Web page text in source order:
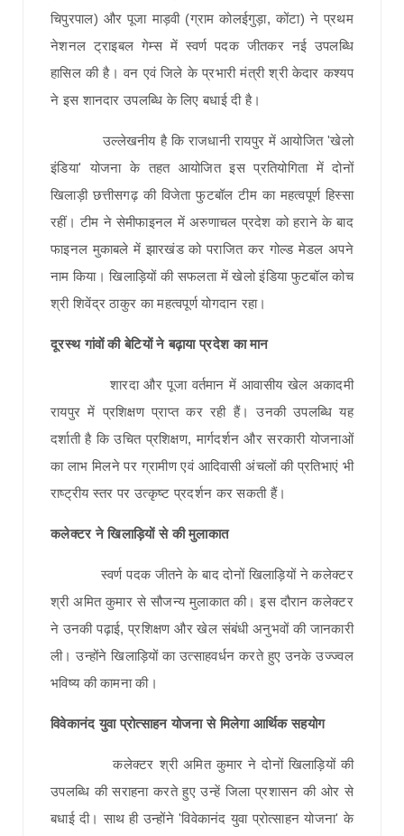
चिपुरपाल) और पूजा माड़वी (ग्राम कोलईगुड़ा, कोंटा) ने प्रथम
नेशनल ट्राइबल गेम्स में स्वर्ण पदक जीतकर नई उपलब्धि
हासिल की है। वन एवं जिले के प्रभारी मंत्री श्री केदार कश्यप
ने इस शानदार उपलब्धि के लिए बधाई दी है।
उल्लेखनीय है कि राजधानी रायपुर में आयोजित 'खेलो
इंडिया' योजना के तहत आयोजित इस प्रतियोगिता में दोनों
खिलाड़ी छत्तीसगढ़ की विजेता फुटबॉल टीम का महत्वपूर्ण हिस्सा
रहीं। टीम ने सेमीफाइनल में अरुणाचल प्रदेश को हराने के बाद
फाइनल मुकाबले में झारखंड को पराजित कर गोल्ड मेडल अपने
नाम किया। खिलाड़ियों की सफलता में खेलो इंडिया फुटबॉल कोच
श्री शिवेंद्र ठाकुर का महत्वपूर्ण योगदान रहा।
दूरस्थ गांवों की बेटियों ने बढ़ाया प्रदेश का मान
शारदा और पूजा वर्तमान में आवासीय खेल अकादमी
रायपुर में प्रशिक्षण प्राप्त कर रही हैं। उनकी उपलब्धि यह
दर्शाती है कि उचित प्रशिक्षण, मार्गदर्शन और सरकारी योजनाओं
का लाभ मिलने पर ग्रामीण एवं आदिवासी अंचलों की प्रतिभाएं भी
राष्ट्रीय स्तर पर उत्कृष्ट प्रदर्शन कर सकती हैं।
कलेक्टर ने खिलाड़ियों से की मुलाकात
स्वर्ण पदक जीतने के बाद दोनों खिलाड़ियों ने कलेक्टर
श्री अमित कुमार से सौजन्य मुलाकात की। इस दौरान कलेक्टर
ने उनकी पढ़ाई, प्रशिक्षण और खेल संबंधी अनुभवों की जानकारी
ली। उन्होंने खिलाड़ियों का उत्साहवर्धन करते हुए उनके उज्ज्वल
भविष्य की कामना की।
विवेकानंद युवा प्रोत्साहन योजना से मिलेगा आर्थिक सहयोग
कलेक्टर श्री अमित कुमार ने दोनों खिलाड़ियों की
उपलब्धि की सराहना करते हुए उन्हें जिला प्रशासन की ओर से
बधाई दी। साथ ही उन्होंने 'विवेकानंद युवा प्रोत्साहन योजना' के